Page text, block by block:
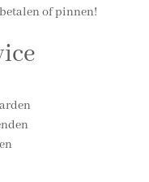
of pinnen!